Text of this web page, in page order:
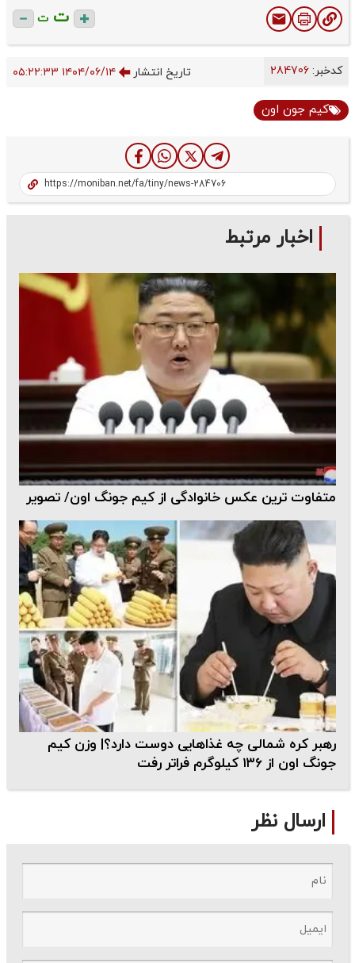
ت ت
کدخبر: تاریخ انتشار ۱۴۰۴/۰۶/۱۴ ۰۵:۲۲:۳۳
کیم جون اون
اخبار مرتبط
متفاوت ترین عکس خانوادگی از کیم جونگ اون/ تصویر
رهبر کره شمالی چه غذاهایی دوست دارد؟| وزن کیم
جونگ اون از ۱۳۶ کیلوگرم فراتر رفت
ارسال نظر